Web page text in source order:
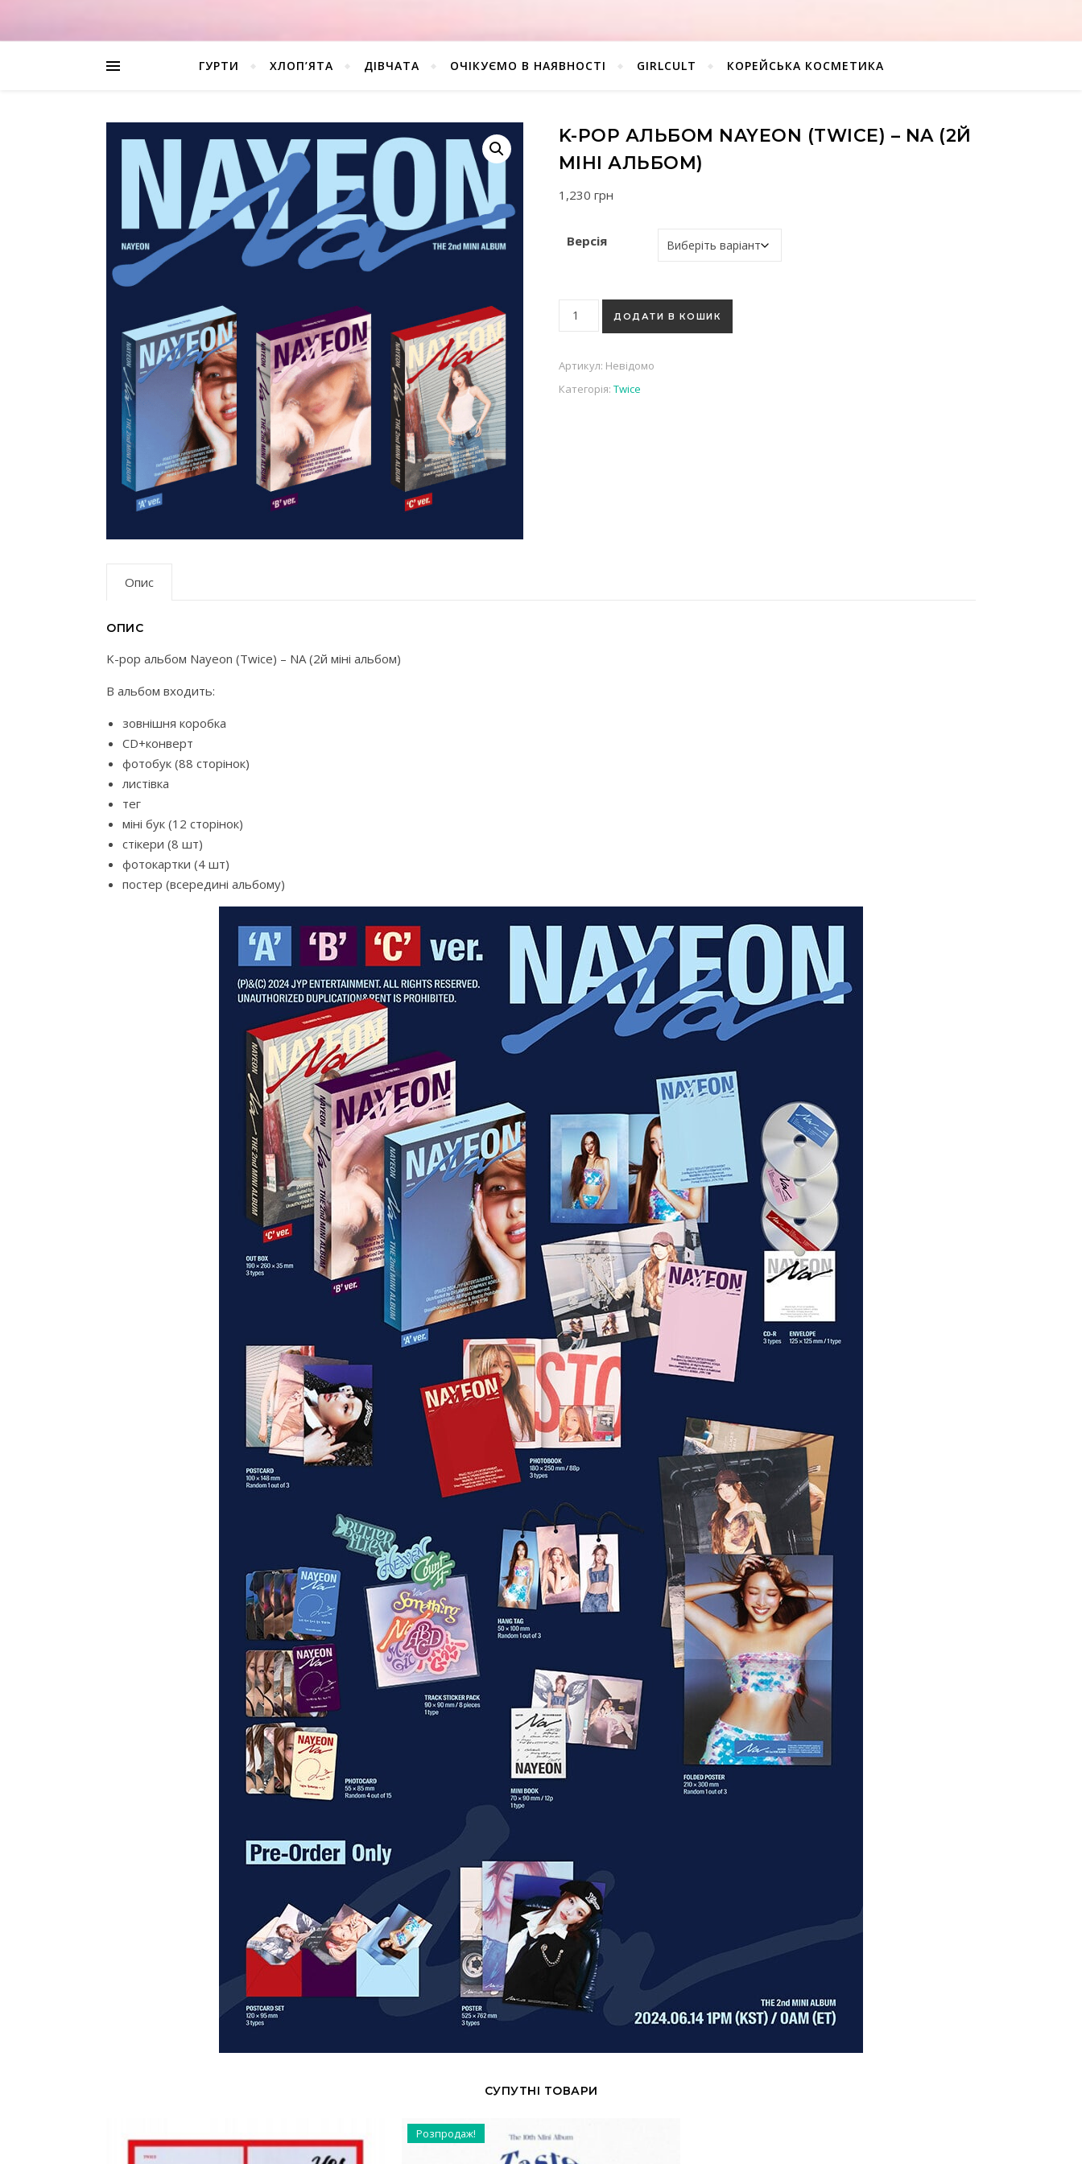
ГУРТИ ХЛОП’ЯТА ДІВЧАТА ОЧІКУЄМО В НАЯВНОСТІ GIRLCULT КОРЕЙСЬКА КОСМЕТИКА
K-POP АЛЬБОМ NAYEON (TWICE) – NA (2Й
МІНІ АЛЬБОМ)
1,230 грн
Версія
K-pop альбом Nayeon (Twice) - NA (2й міні альбом) кількість
ДОДАТИ В КОШИК
Артикул: Невідомо
Категорія: Twice
Опис
ОПИС
K-pop альбом Nayeon (Twice) – NA (2й міні альбом)
В альбом входить:
зовнішня коробка
CD+конверт
фотобук (88 сторінок)
листівка
тег
міні бук (12 сторінок)
стікери (8 шт)
фотокартки (4 шт)
постер (всередині альбому)
СУПУТНІ ТОВАРИ
Розпродаж!